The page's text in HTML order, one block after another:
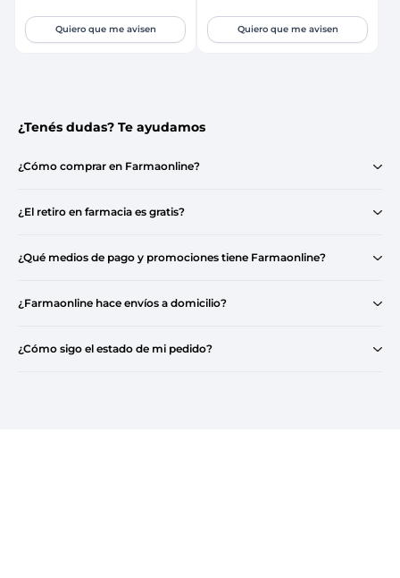
Quiero que me avisen Quiero que me avisen
¿Tenés dudas? Te ayudamos
¿Cómo comprar en Farmaonline?
¿El retiro en farmacia es gratis?
¿Qué medios de pago y promociones tiene Farmaonline?
¿Farmaonline hace envíos a domicilio?
¿Cómo sigo el estado de mi pedido?